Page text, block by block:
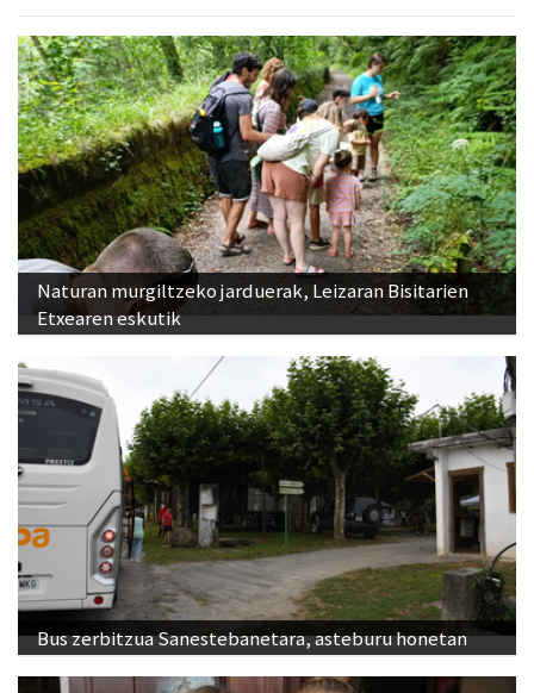
Naturan murgiltzeko jarduerak, Leizaran Bisitarien
Etxearen eskutik
Bus zerbitzua Sanestebanetara, asteburu honetan